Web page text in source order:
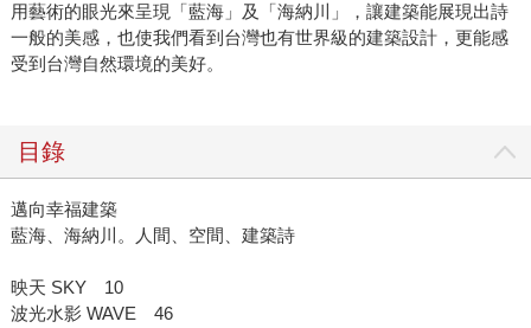
用藝術的眼光來呈現「藍海」及「海納川」，讓建築能展現出詩
一般的美感，也使我們看到台灣也有世界級的建築設計，更能感
受到台灣自然環境的美好。
目錄
邁向幸福建築
藍海、海納川。人間、空間、建築詩
映天 SKY 10
波光水影 WAVE 46